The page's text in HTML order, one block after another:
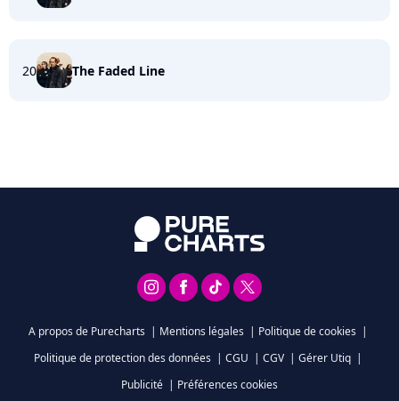
20 The Faded Line
A propos de Purecharts | Mentions légales | Politique de cookies |
Politique de protection des données | CGU | CGV | Gérer Utiq |
Publicité | Préférences cookies